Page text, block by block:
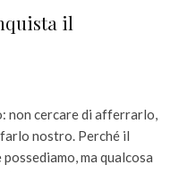
il
non cercare di afferrarlo,
nostro. Perché il
ma qualcosa